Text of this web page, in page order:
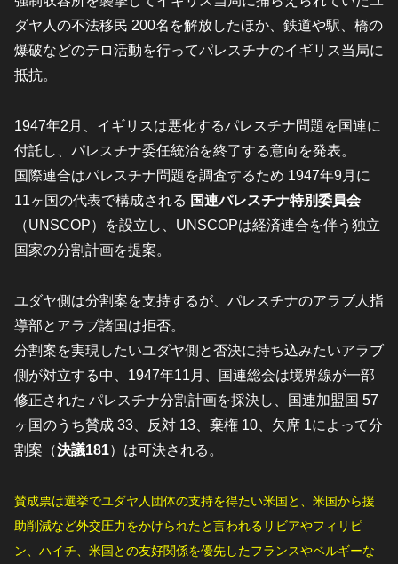
ダヤ人の不法移民 200名を解放したほか、鉄道や駅、橋の
爆破などのテロ活動を行ってパレスチナのイギリス当局に
抵抗。
1947年2月、イギリスは悪化するパレスチナ問題を国連に
付託し、パレスチナ委任統治を終了する意向を発表。
国際連合はパレスチナ問題を調査するため 1947年9月に
11ヶ国の代表で構成される 国連パレスチナ特別委員会
（UNSCOP）を設立し、UNSCOPは経済連合を伴う独立
国家の分割計画を提案。
ユダヤ側は分割案を支持するが、パレスチナのアラブ人指
導部とアラブ諸国は拒否。
分割案を実現したいユダヤ側と否決に持ち込みたいアラブ
側が対立する中、1947年11月、国連総会は境界線が一部
修正された パレスチナ分割計画を採決し、国連加盟国 57
ヶ国のうち賛成 33、反対 13、棄権 10、欠席 1によって分
割案（決議181）は可決される。
賛成票は選挙でユダヤ人団体の支持を得たい米国と、米国から援
助削減など外交圧力をかけられたと言われるリビアやフィリピ
ン、ハイチ、米国との友好関係を優先したフランスやベルギーな